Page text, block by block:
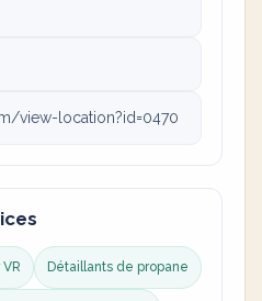
view-location?id=0470
Détaillants de propane